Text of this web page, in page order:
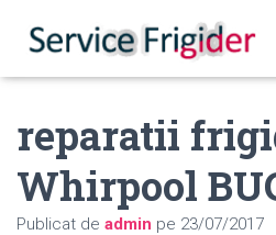
reparatii
Whirpool
Publicat de admin pe 23/07/2017